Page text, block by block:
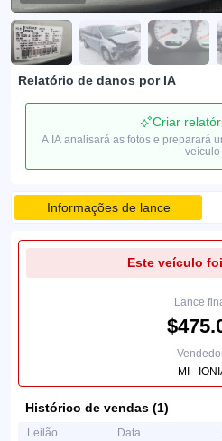
Relatório de danos por IA
Criar
A IA analisará as fotos e preparará
veículo
Informações de lance
Este veículo
Lance
MI -
Histórico de vendas (1)
Leilão Data